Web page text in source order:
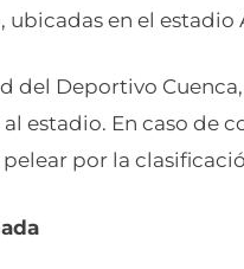
ubicadas en el estadio
del Deportivo
estadio. En caso de
por la